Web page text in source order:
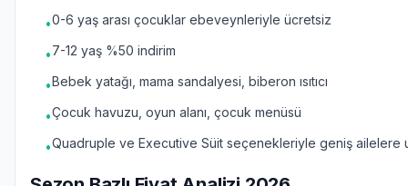
•0-6 yaş arası çocuklar ebeveynleriyle ücretsiz
•7-12 yaş %50 indirim
•Bebek yatağı, mama sandalyesi, biberon ısıtıcı
•Çocuk havuzu, oyun alanı, çocuk menüsü
•Quadruple ve Executive Süit seçenekleriyle geniş ailelere